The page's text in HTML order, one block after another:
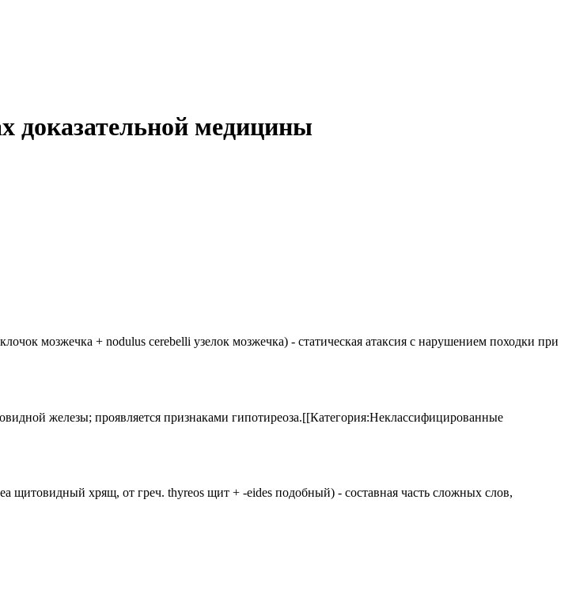
доказательной медицины
мозжечка + nodulus cerebelli узелок мозжечка) - статическая атаксия с нарушением походки при
железы; проявляется признаками гипотиреоза.[[Категория:Неклассифицированные
щитовидный хрящ, от греч. thyreos щит + -eides подобный) - составная часть сложных слов,